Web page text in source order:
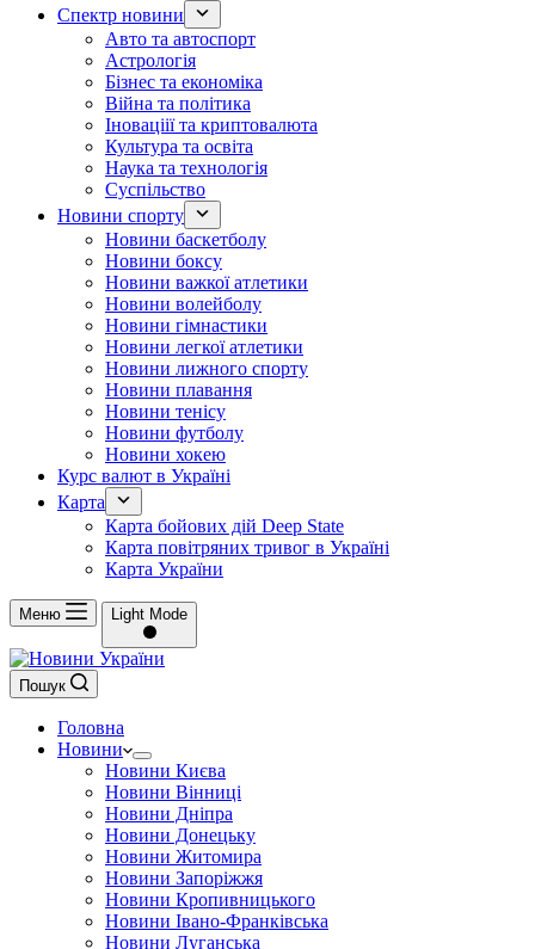
Спектр новини
Авто та автоспорт
Астрологія
Бізнес та економіка
Війна та політика
Іноваціії та криптовалюта
Культура та освіта
Наука та технологія
Суспільство
Новини спорту
Новини баскетболу
Новини боксу
Новини важкої атлетики
Новини волейболу
Новини гімнастики
Новини легкої атлетики
Новини лижного спорту
Новини плавання
Новини тенісу
Новини футболу
Новини хокею
Курс валют в Україні
Карта
Карта бойових дій Deep State
Карта повітряних тривог в Україні
Карта України
Меню Light Mode
Пошук
Головна
Новини
Новини Києва
Новини Вінниці
Новини Дніпра
Новини Донецьку
Новини Житомира
Новини Запоріжжя
Новини Кропивницького
Новини Івано-Франківська
Новини Луганська